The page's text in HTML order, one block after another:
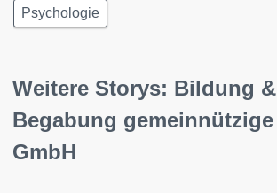
Psychologie
Weitere Storys: Bildung &
Begabung gemeinnützige
GmbH